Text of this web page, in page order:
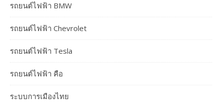
รถยนต์ไฟฟ้า BMW
รถยนต์ไฟฟ้า Chevrolet
รถยนต์ไฟฟ้า Tesla
รถยนต์ไฟฟ้า คือ
ระบบการเมืองไทย